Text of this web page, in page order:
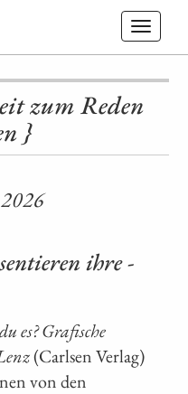
zum Reden
}
ihre
es? Grafische
(Carlsen Verlag)
von den